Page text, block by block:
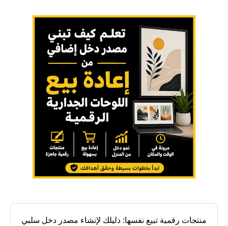
منتجات رقمية تبيع نفسها: دليلك لإنشاء مصدر دخل سلبي